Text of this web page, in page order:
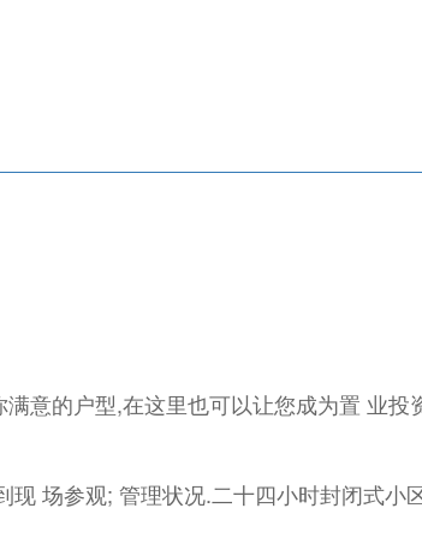
意的户型,在这里也可以让您成为置 业
场参观; 管理状况.二十四小时封闭式小